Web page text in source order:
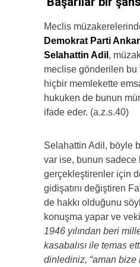
Meclis
Demokrat Parti
Selahattin Adil ,
meclise gönderilen bu
hiçbir memlekette
hukuken de bunun
ifade eder. (a.z.s.40)
Selahattin Adil, böyle
var ise, bunun sadece
gerçekleştirenler için
gidişatını değiştiren
de hakkı olduğunu
konuşma yapar ve
1946 yılından beri
kasabalısı ile temas
dinlediniz, “aman bize